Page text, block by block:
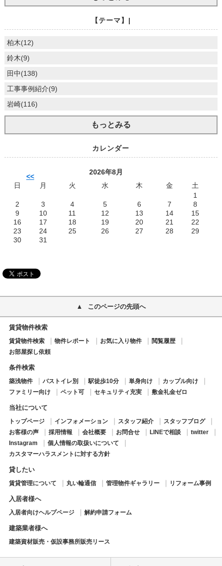
【テーマ】|
柏木(12)
鈴木(9)
田中(138)
工事事例紹介(9)
岩崎(116)
もっとみる
カレンダー
<<
2026年8月
日
月 火 水 木 金
土
1
2
3 4 5 6 7
8
9
10 11 12 13 14
15
16
17 18 19 20 21
22
23
24 25 26 27 28
29
30
31
このページの先頭へ
賃貸物件検索
賃貸物件検索 物件レポート お気に入り物件
閲覧履歴
お部屋探し依頼
条件検索
築浅物件 バストイレ別 駅徒歩10分 単身向け
カップル向け
ファミリー向け
ペット可 セキュリティ充実 敷金礼金ゼロ
当社について
トップページ インフォメーション スタッフ紹介
スタッフブログ
お客様の声
採用情報 会社概要 お問合せ LINEで相談
twitter
Instagram
個人情報の取扱いについて
カスタマーハラスメントに対する方針
貸したい
賃貸管理について 丸い輪通信 管理物件ギャラリー リフォーム事例
入居者様へ
入居者向けヘルプページ 解約申請フォーム
建築業者様へ
建築資材販売・仮設事務所販売リース